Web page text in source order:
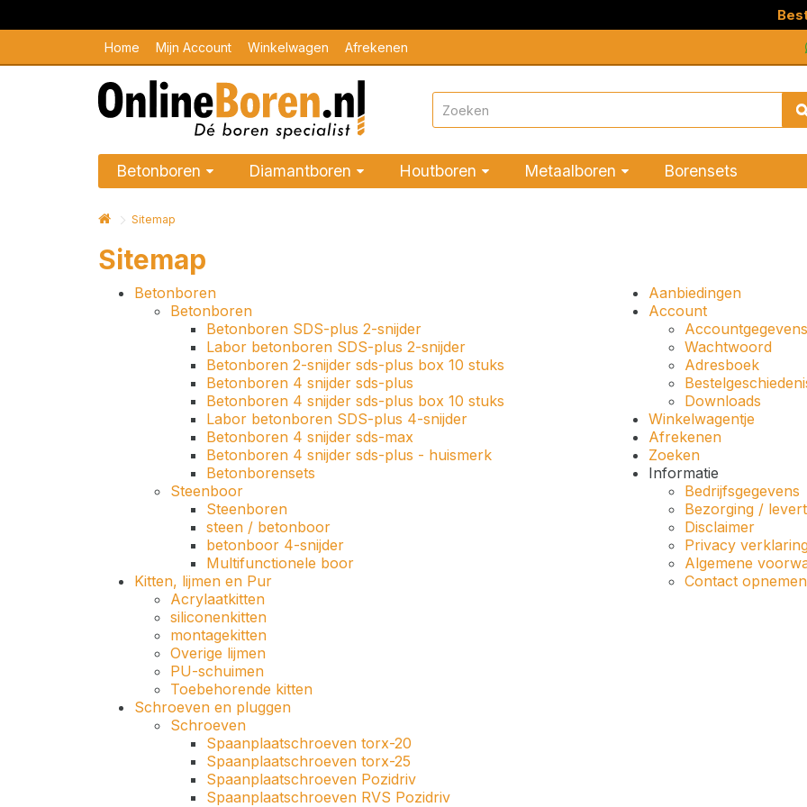
Bestel nu
Home Mijn Account Winkelwagen Afrekenen
Betonboren Diamantboren Houtboren Metaalboren Borensets
Sitemap
Sitemap
Betonboren
Betonboren
Betonboren SDS-plus 2-snijder
Labor betonboren SDS-plus 2-snijder
Betonboren 2-snijder sds-plus box 10 stuks
Betonboren 4 snijder sds-plus
Betonboren 4 snijder sds-plus box 10 stuks
Labor betonboren SDS-plus 4-snijder
Betonboren 4 snijder sds-max
Betonboren 4 snijder sds-plus - huismerk
Betonborensets
Steenboor
Steenboren
steen / betonboor
betonboor 4-snijder
Multifunctionele boor
Kitten, lijmen en Pur
Acrylaatkitten
siliconenkitten
montagekitten
Overige lijmen
PU-schuimen
Toebehorende kitten
Schroeven en pluggen
Schroeven
Spaanplaatschroeven torx-20
Spaanplaatschroeven torx-25
Spaanplaatschroeven Pozidriv
Spaanplaatschroeven RVS Pozidriv
Aanbiedingen
Account
Accountgegevens
Wachtwoord
Adresboek
Downloads
Winkelwagentje
Afrekenen
Zoeken
Informatie
Bedrijfsgegevens
Bezorging /
Disclaimer
Privacy
Algemene
Contact opnemen